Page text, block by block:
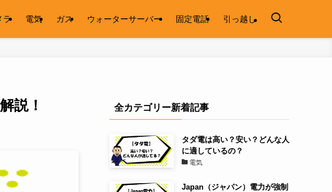
ラ 電気 ガス ウォーターサーバー 固定電話 引っ越し
説！ 全カテゴリー新着記事
タダ電は高い？安い？どんな人
に適しているの？
電気
Japan（ジャパン）電力が強制